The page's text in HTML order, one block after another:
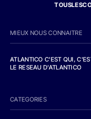
MIEUX NOUS CONNAITRE
ATLANTICO C'EST QUI,
LE RESEAU D'ATLANTICO
CATEGORIES